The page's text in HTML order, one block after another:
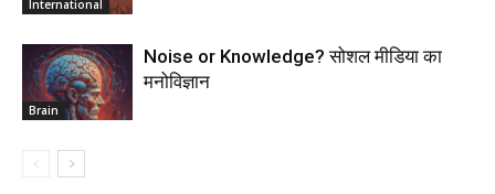
International
Brain
Noise or Knowledge? सोशल मीडिया का
मनोविज्ञान